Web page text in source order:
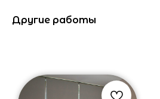
Другие работы